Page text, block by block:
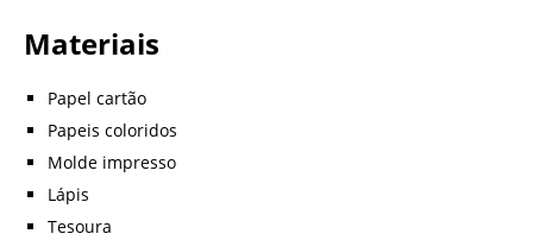
Materiais
Papel cartão
Papeis coloridos
Molde impresso
Lápis
Tesoura